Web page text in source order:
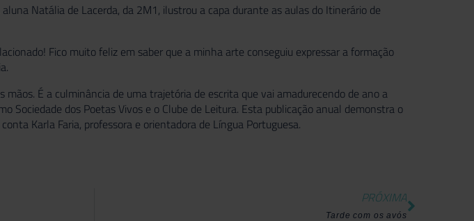
Natália de Lacerda, da 2M1, ilustrou a capa durante as aulas do Itinerário de
Fico muito feliz em saber que a minha arte conseguiu expressar a formação
mãos. É a culminância de uma trajetória de escrita que vai amadurecendo de ano a
Sociedade dos Poetas Vivos e o Clube de Leitura. Esta publicação anual demonstra o
Karla Faria, professora e orientadora de Língua Portuguesa.
PRÓXIMA
Tarde com os avós